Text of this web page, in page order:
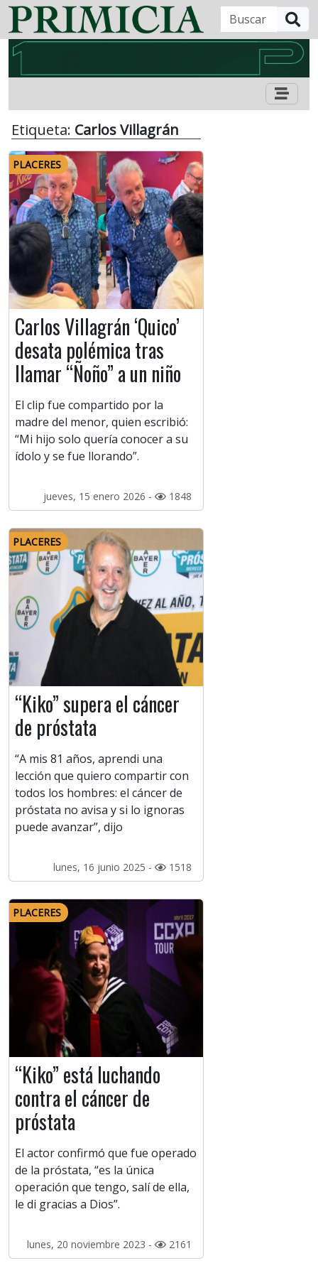
Etiqueta: Carlos Villagrán
PLACERES
Carlos Villagrán ‘Quico’
desata polémica tras
llamar “Ñoño” a un niño
El clip fue compartido por la
madre del menor, quien escribió:
“Mi hijo solo quería conocer a su
ídolo y se fue llorando”.
jueves, 15 enero 2026 - 1848
PLACERES
“Kiko” supera el cáncer
de próstata
“A mis 81 años, aprendi una
lección que quiero compartir con
todos los hombres: el cáncer de
próstata no avisa y si lo ignoras
puede avanzar”, dijo
lunes, 16 junio 2025 - 1518
PLACERES
“Kiko” está luchando
contra el cáncer de
próstata
El actor confirmó que fue operado
de la próstata, “es la única
operación que tengo, salí de ella,
le di gracias a Dios”.
lunes, 20 noviembre 2023 - 2161